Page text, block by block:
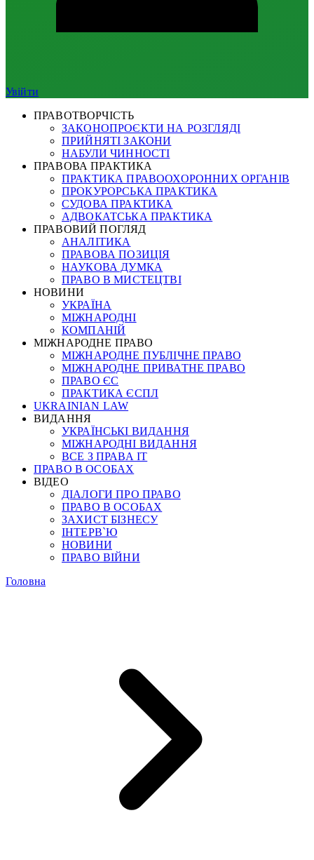
Увійти
ПРАВОТВОРЧІСТЬ
ЗАКОНОПРОЄКТИ НА РОЗГЛЯДІ
ПРИЙНЯТІ ЗАКОНИ
НАБУЛИ ЧИННОСТІ
ПРАВОВА ПРАКТИКА
ПРАКТИКА ПРАВООХОРОННИХ ОРГАНІВ
ПРОКУРОРСЬКА ПРАКТИКА
СУДОВА ПРАКТИКА
АДВОКАТСЬКА ПРАКТИКА
ПРАВОВИЙ ПОГЛЯД
АНАЛІТИКА
ПРАВОВА ПОЗИЦІЯ
НАУКОВА ДУМКА
ПРАВО В МИСТЕЦТВІ
НОВИНИ
УКРАЇНА
МІЖНАРОДНІ
КОМПАНІЙ
МІЖНАРОДНЕ ПРАВО
МІЖНАРОДНЕ ПУБЛІЧНЕ ПРАВО
МІЖНАРОДНЕ ПРИВАТНЕ ПРАВО
ПРАВО ЄС
ПРАКТИКА ЄСПЛ
UKRAINIAN LAW
ВИДАННЯ
УКРАЇНСЬКІ ВИДАННЯ
МІЖНАРОДНІ ВИДАННЯ
ВСЕ З ПРАВА ІТ
ПРАВО В ОСОБАХ
ВІДЕО
ДІАЛОГИ ПРО ПРАВО
ПРАВО В ОСОБАХ
ЗАХИСТ БІЗНЕСУ
ІНТЕРВ`Ю
НОВИНИ
ПРАВО ВІЙНИ
Головна